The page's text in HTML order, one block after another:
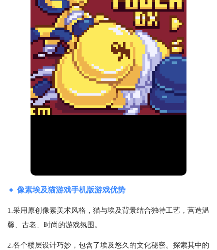
像素埃及猫游戏手机版游戏优势
1.采用原创像素美术风格，猫与埃及背景结合独特工艺，营造温
馨、古老、时尚的游戏氛围。
2.各个楼层设计巧妙，包含了埃及悠久的文化秘密。探索其中的